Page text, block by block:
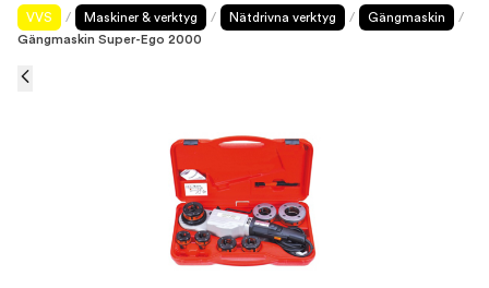
VVS / Maskiner & verktyg / Nätdrivna verktyg / Gängmaskin
/
Gängmaskin Super-Ego 2000